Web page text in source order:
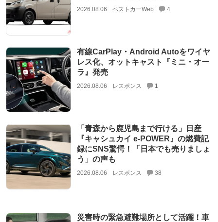
2026.08.06 ベストカーWeb 4
有線CarPlay・Android Autoをワイヤ
レス化、オットキャスト『ミニ・オー
ラ』発売
2026.08.06 レスポンス 1
「青森から鹿児島まで行ける」日産
『キャシュカイ e-POWER』の燃費記
録にSNS驚愕！「日本でも売りましょ
う」の声も
2026.08.06 レスポンス 38
災害時の緊急避難場所として活躍！車